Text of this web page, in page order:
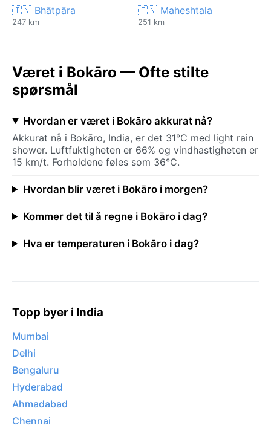
🇮🇳 Bhātpāra
247 km
🇮🇳 Maheshtala
251 km
Været i Bokāro — Ofte stilte
spørsmål
Hvordan er været i Bokāro akkurat nå?
Akkurat nå i Bokāro, India, er det 31°C med light rain
shower. Luftfuktigheten er 66% og vindhastigheten er
15 km/t. Forholdene føles som 36°C.
Hvordan blir været i Bokāro i morgen?
Kommer det til å regne i Bokāro i dag?
Hva er temperaturen i Bokāro i dag?
Topp byer i India
Mumbai
Delhi
Bengaluru
Hyderabad
Ahmadabad
Chennai